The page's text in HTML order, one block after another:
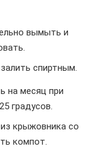
вымыть и
спиртным.
на месяц при
градусов.
крыжовника со
компот.